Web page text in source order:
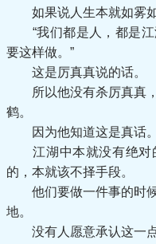
如果说人生本就如雾如
“我们都是人，都是江
要这样做。”
这是厉真真说的话。
所以他没有杀厉真真，
鹤。
因为他知道这是真话。
江湖中本就没有绝对
的，本就该不择手段。
他们要做一件事的时候
地。
没有人愿意承认这一点